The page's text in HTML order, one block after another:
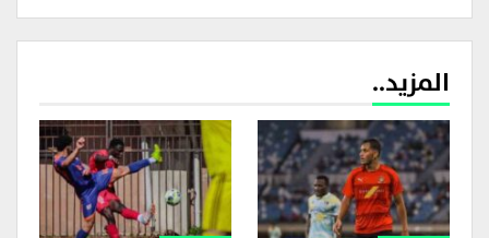
المزيد..